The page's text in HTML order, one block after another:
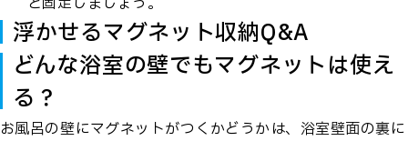
浮かせるマグネット収納Q&A
どんな浴室の壁でもマグネットは使え
る？
お風呂の壁にマグネットがつくかどうかは、浴室壁面の裏に